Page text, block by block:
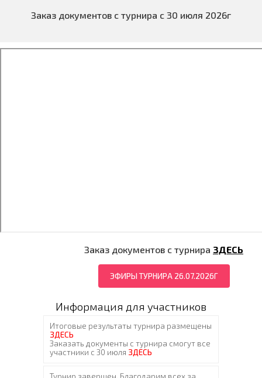
Заказ документов с турнира с 30 июля 2026г
Заказ документов с турнира ЗДЕСЬ
ЭФИРЫ ТУРНИРА 26.07.2026Г
Информация для участников